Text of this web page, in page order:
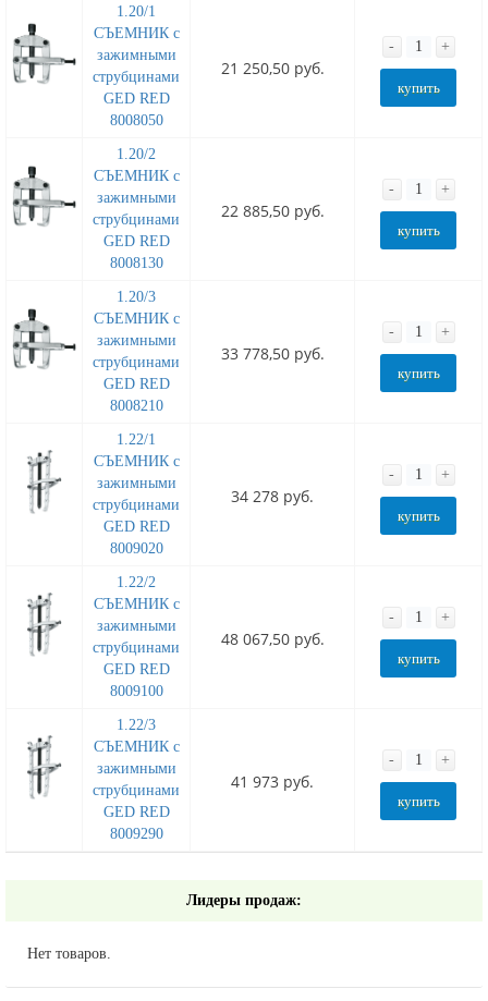
1.20/1
СЪЕМНИК с
зажимными
струбцинами
GED RED
8008050
21 250,50 руб.
- +
купить
1.20/2
СЪЕМНИК с
зажимными
струбцинами
GED RED
8008130
22 885,50 руб.
- +
купить
1.20/3
СЪЕМНИК с
зажимными
струбцинами
GED RED
8008210
33 778,50 руб.
- +
купить
1.22/1
СЪЕМНИК с
зажимными
струбцинами
GED RED
8009020
34 278 руб.
- +
купить
1.22/2
СЪЕМНИК с
зажимными
струбцинами
GED RED
8009100
48 067,50 руб.
- +
купить
1.22/3
СЪЕМНИК с
зажимными
струбцинами
GED RED
8009290
41 973 руб.
- +
купить
Лидеры продаж:
Нет товаров.